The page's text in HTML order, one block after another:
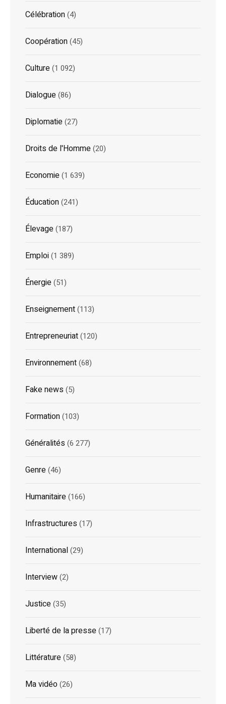
Célébration(4)
Coopération(45)
Culture(1 092)
Dialogue(86)
Diplomatie(27)
Droits de l'Homme(20)
Economie(1 639)
Éducation(241)
Élevage(187)
Emploi(1 389)
Énergie(51)
Enseignement(113)
Entrepreneuriat(120)
Environnement(68)
Fake news(5)
Formation(103)
Généralités(6 277)
Genre(46)
Humanitaire(166)
Infrastructures(17)
International(29)
Interview(2)
Justice(35)
Liberté de la presse(17)
Littérature(58)
Ma vidéo(26)